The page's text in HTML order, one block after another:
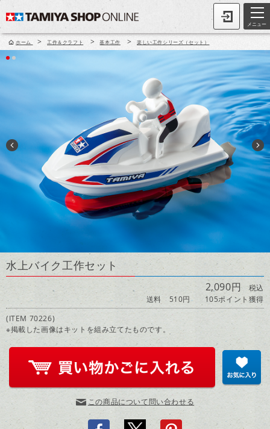
メニュー
ホーム > 工作＆クラフト > 基本工作 > 楽しい工作シリーズ（セット）
水上バイク工作セット
2,090円 税込
送料 510円
105ポイント獲得
(ITEM 70226)
※掲載した画像はキットを組み立てたものです。
この商品について問い合わせる